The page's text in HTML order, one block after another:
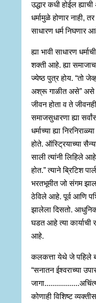
उद्धार कधी होईल
धर्मामुळे होणार नाही,
साधारण धर्म निघणार
ह्या भावी साधारण
शक्ती आहे. ह्या
ज्येष्ठ पुत्र होय. “तो
अश्रू गाळीत असे” असे
जीवन होता व ते
समाजसुधारणा ह्या
धर्माच्या ह्या
होते. ऑस्ट्रियाच्या
साली त्यांनी लिहिले
होत.” त्याने ब्रिटिश
भरतभूमीत जो संगम
ठेविले आहे. पूर्व आणि
झालेला दिसतो.
घडत आहे त्या कार्याची
आहे.
कलकत्ता येथे जे पहिले
“सनातन ईश्वराच्या
कोणाही विशिष्ट